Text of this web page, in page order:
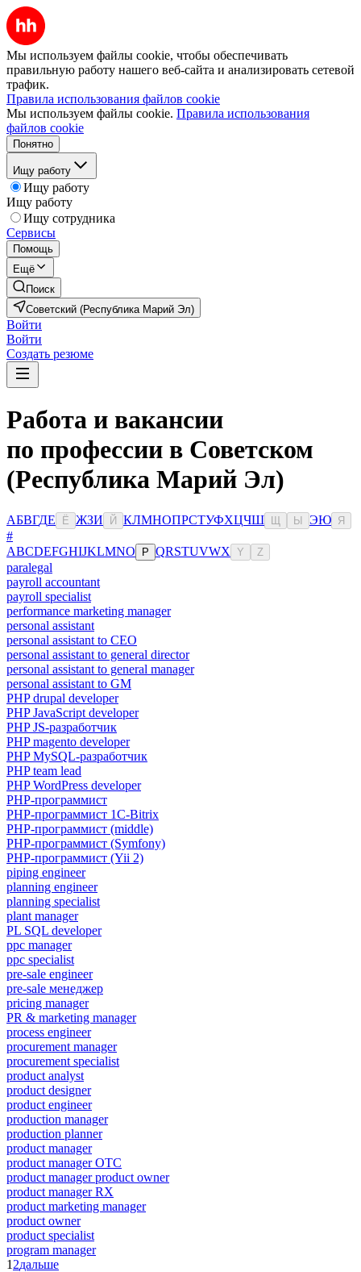
Мы используем файлы cookie, чтобы обеспечивать
правильную работу нашего веб-сайта и анализировать сетевой
трафик.
Правила использования файлов cookie
Мы используем файлы cookie. Правила использования
файлов cookie
Понятно
Ищу работу
Ищу работу
Ищу работу
Ищу сотрудника
Сервисы
Помощь
Ещё
Поиск
Советский (Республика Марий Эл)
Войти
Войти
Создать резюме
Работа и вакансии
по профессии в Советском
(Республика Марий Эл)
АБВГДЕ Ё ЖЗИ Й КЛМНОПРСТУФХЦЧШ Ы ЭЮ Я
#
ABCDEFGHIJKLMNO P QRSTUVWX Y Z
paralegal
payroll accountant
payroll specialist
performance marketing manager
personal assistant
personal assistant to CEO
personal assistant to general director
personal assistant to general manager
personal assistant to GM
PHP drupal developer
PHP JavaScript developer
PHP JS-разработчик
PHP magento developer
PHP MySQL-разработчик
PHP team lead
PHP WordPress developer
PHP-программист
PHP-программист 1C-Bitrix
PHP-программист (middle)
PHP-программист (Symfony)
PHP-программист (Yii 2)
piping engineer
planning engineer
planning specialist
plant manager
PL SQL developer
ppc manager
ppc specialist
pre-sale engineer
pre-sale менеджер
pricing manager
PR & marketing manager
process engineer
procurement manager
procurement specialist
product analyst
product designer
product engineer
production manager
production planner
product manager
product manager OTC
product manager product owner
product manager RX
product marketing manager
product owner
product specialist
program manager
1 2дальше